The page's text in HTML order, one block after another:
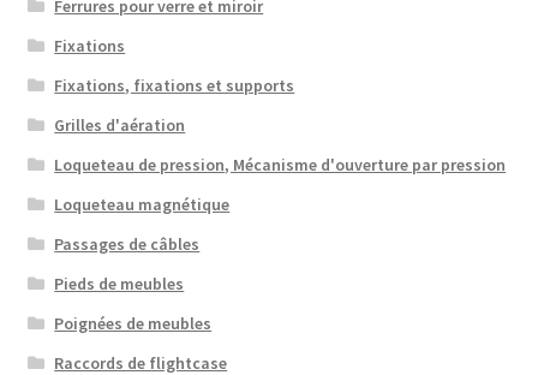
Ferrures pour verre et miroir
Fixations
Fixations, fixations et supports
Grilles d'aération
Loqueteau de pression, Mécanisme d'ouverture par pression
Loqueteau magnétique
Passages de câbles
Pieds de meubles
Poignées de meubles
Raccords de flightcase